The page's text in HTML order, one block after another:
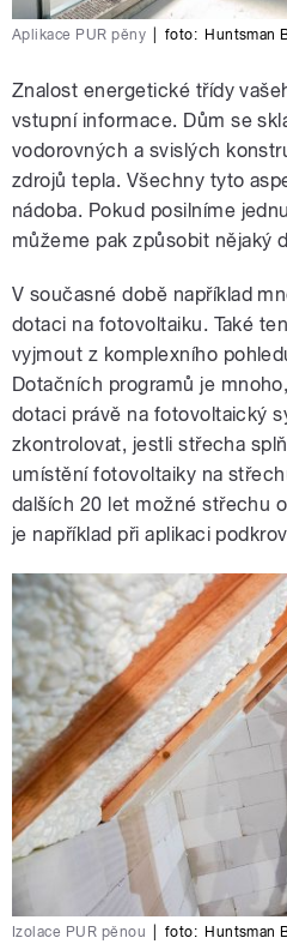
Aplikace PUR pěny foto: Huntsman
Znalost energetické třídy
vstupní informace. Dům se
vodorovných a svislých
zdrojů tepla. Všechny tyto
nádoba. Pokud posilníme
můžeme pak způsobit nějaký
V současné době například
dotaci na fotovoltaiku. Také
vyjmout z komplexního
Dotačních programů je
dotaci právě na fotovoltaický
zkontrolovat, jestli střecha
umístění fotovoltaiky na
dalších 20 let možné střechu
je například při aplikaci
Izolace PUR pěnou foto: Huntsman